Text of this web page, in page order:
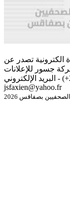
الكترونية تصدر عن
جسور للإعلانات
للإتصال أو نشر الردود الهاتف 54779966 (216+) - البريد الإلكتروني
jsfaxien@yahoo.fr
بصفاقس 2026